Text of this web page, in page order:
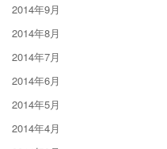
2014年9月
2014年8月
2014年7月
2014年6月
2014年5月
2014年4月